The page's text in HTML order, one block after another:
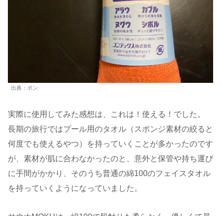
出典：ポン
実際に使用してみた感想は、これは！使える！でした。
長期の旅行ではプール用のタオル（スポンジ素材の絞ると
何度でも使えるやつ）を持っていくことが多かったのです
が、素材が肌に合わなかったのと、意外と保管や持ち運び
に手間がかかり、そのうち普通の綿100のフェイスタオル
を持っていくようになっていました。